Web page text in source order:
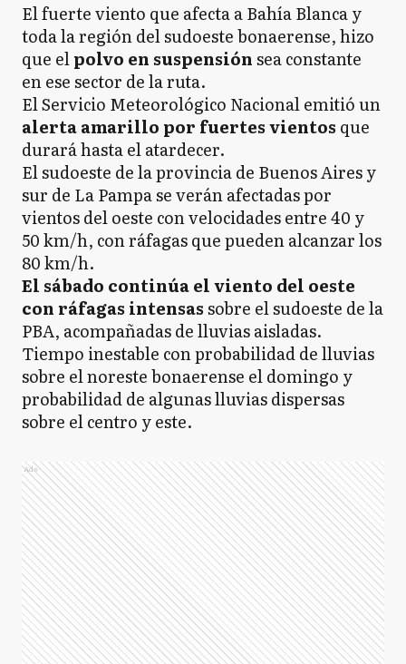
El fuerte viento que afecta a Bahía Blanca y
toda la región del sudoeste bonaerense, hizo
que elpolvo en suspensiónsea constante
en ese sector de la ruta.
El Servicio Meteorológico Nacional emitió un
alerta amarillo por fuertes vientos que
durará hasta el atardecer.
El sudoeste de la provincia de Buenos Aires y
sur de La Pampa se verán afectadas por
vientos del oeste con velocidades entre 40 y
50 km/h, con ráfagas que pueden alcanzar los
80 km/h.
El sábado continúa el viento del oeste
con ráfagas intensassobre el sudoeste de la
PBA, acompañadas de lluvias aisladas.
Tiempo inestable con probabilidad de lluvias
sobre el noreste bonaerense el domingo y
probabilidad de algunas lluvias dispersas
sobre el centro y este.
Ads